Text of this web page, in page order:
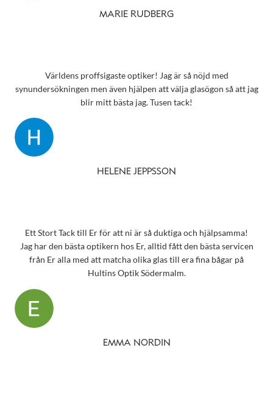
MARIE RUDBERG
Världens proffsigaste optiker! Jag är så nöjd med
synundersökningen men även hjälpen att välja glasögon så att jag
blir mitt bästa jag. Tusen tack!
HELENE JEPPSSON
Ett Stort Tack till Er för att ni är så duktiga och hjälpsamma!
Jag har den bästa optikern hos Er, alltid fått den bästa servicen
från Er alla med att matcha olika glas till era fina bågar på
Hultins Optik Södermalm.
EMMA NORDIN